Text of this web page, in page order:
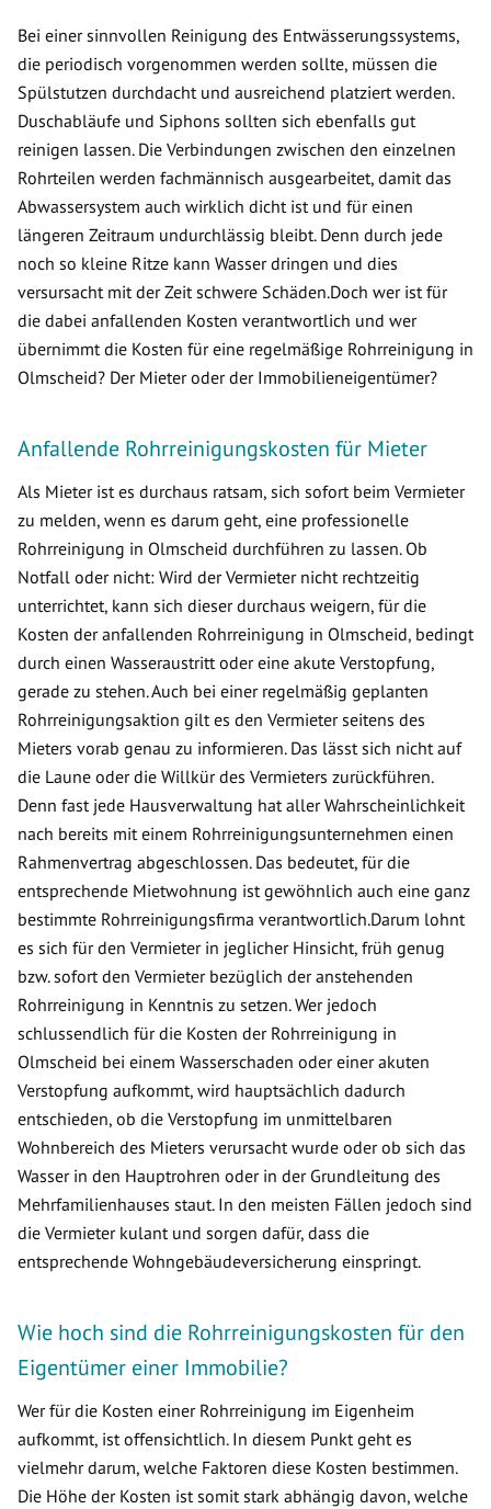
Bei einer sinnvollen Reinigung des Entwässerungssystems,
die periodisch vorgenommen werden sollte, müssen die
Spülstutzen durchdacht und ausreichend platziert werden.
Duschabläufe und Siphons sollten sich ebenfalls gut
reinigen lassen. Die Verbindungen zwischen den einzelnen
Rohrteilen werden fachmännisch ausgearbeitet, damit das
Abwassersystem auch wirklich dicht ist und für einen
längeren Zeitraum undurchlässig bleibt. Denn durch jede
noch so kleine Ritze kann Wasser dringen und dies
versursacht mit der Zeit schwere Schäden.Doch wer ist für
die dabei anfallenden Kosten verantwortlich und wer
übernimmt die Kosten für eine regelmäßige Rohrreinigung in
Olmscheid? Der Mieter oder der Immobilieneigentümer?
Anfallende Rohrreinigungskosten für Mieter
Als Mieter ist es durchaus ratsam, sich sofort beim Vermieter
zu melden, wenn es darum geht, eine professionelle
Rohrreinigung in Olmscheid durchführen zu lassen. Ob
Notfall oder nicht: Wird der Vermieter nicht rechtzeitig
unterrichtet, kann sich dieser durchaus weigern, für die
Kosten der anfallenden Rohrreinigung in Olmscheid, bedingt
durch einen Wasseraustritt oder eine akute Verstopfung,
gerade zu stehen. Auch bei einer regelmäßig geplanten
Rohrreinigungsaktion gilt es den Vermieter seitens des
Mieters vorab genau zu informieren. Das lässt sich nicht auf
die Laune oder die Willkür des Vermieters zurückführen.
Denn fast jede Hausverwaltung hat aller Wahrscheinlichkeit
nach bereits mit einem Rohrreinigungsunternehmen einen
Rahmenvertrag abgeschlossen. Das bedeutet, für die
entsprechende Mietwohnung ist gewöhnlich auch eine ganz
bestimmte Rohrreinigungsfirma verantwortlich.Darum lohnt
es sich für den Vermieter in jeglicher Hinsicht, früh genug
bzw. sofort den Vermieter bezüglich der anstehenden
Rohrreinigung in Kenntnis zu setzen. Wer jedoch
schlussendlich für die Kosten der Rohrreinigung in
Olmscheid bei einem Wasserschaden oder einer akuten
Verstopfung aufkommt, wird hauptsächlich dadurch
entschieden, ob die Verstopfung im unmittelbaren
Wohnbereich des Mieters verursacht wurde oder ob sich das
Wasser in den Hauptrohren oder in der Grundleitung des
Mehrfamilienhauses staut. In den meisten Fällen jedoch sind
die Vermieter kulant und sorgen dafür, dass die
entsprechende Wohngebäudeversicherung einspringt.
Wie hoch sind die Rohrreinigungskosten für den
Eigentümer einer Immobilie?
Wer für die Kosten einer Rohrreinigung im Eigenheim
aufkommt, ist offensichtlich. In diesem Punkt geht es
vielmehr darum, welche Faktoren diese Kosten bestimmen.
Die Höhe der Kosten ist somit stark abhängig davon, welche